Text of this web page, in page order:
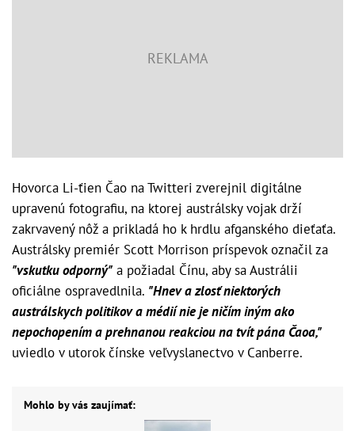
Hovorca Li-ťien Čao na Twitteri zverejnil digitálne
upravenú fotografiu, na ktorej austrálsky vojak drží
zakrvavený nôž a prikladá ho k hrdlu afganského dieťaťa.
Austrálsky premiér Scott Morrison príspevok označil za
"vskutku odporný" a požiadal Čínu, aby sa Austrálii
oficiálne ospravedlnila. "Hnev a zlosť niektorých
austrálskych politikov a médií nie je ničím iným ako
nepochopením a prehnanou reakciou na tvít pána Čaoa,"
uviedlo v utorok čínske veľvyslanectvo v Canberre.
Mohlo by vás zaujímať: